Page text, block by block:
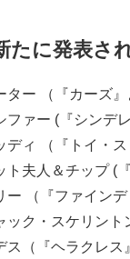
たに発表さ
ター （『カーズ』
ファー (『シンデ
ディ （『トイ・ス
ト夫人＆チップ (
ー （『ファイン
ック・スケリント
ス（『ヘラクレス